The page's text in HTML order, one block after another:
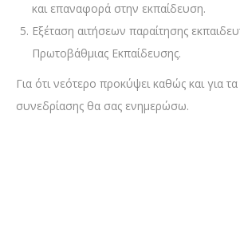
και επαναφορά στην εκπαίδευση.
Εξέταση αιτήσεων παραίτησης
Πρωτοβάθμιας Εκπαίδευσης.
Για ότι νεότερο προκύψει καθώς και για
συνεδρίασης θα σας ενημερώσω.